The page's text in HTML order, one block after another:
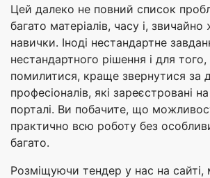
Цей далеко не повний список
багато матеріалів, часу і, звичайно
навички. Іноді нестандартне
нестандартного рішення і для
помилитися, краще звернутися за
професіоналів, які зареєстровані
порталі. Ви побачите, що
практично всю роботу без
багато.
Розміщуючи тендер у нас на